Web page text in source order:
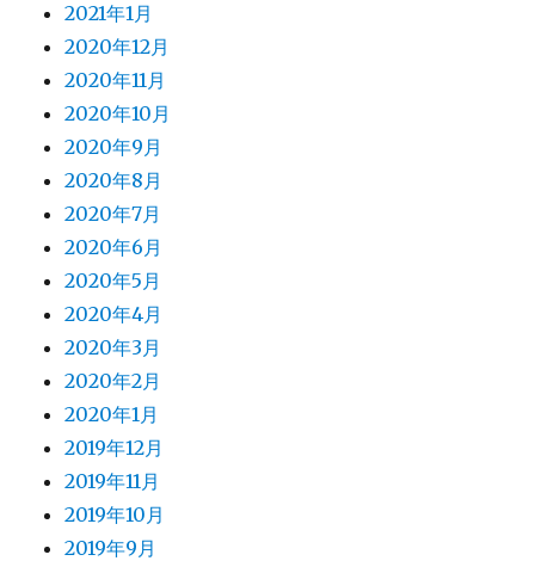
2021年1月
2020年12月
2020年11月
2020年10月
2020年9月
2020年8月
2020年7月
2020年6月
2020年5月
2020年4月
2020年3月
2020年2月
2020年1月
2019年12月
2019年11月
2019年10月
2019年9月